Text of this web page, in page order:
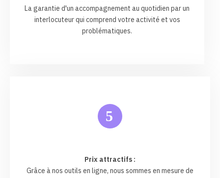
La garantie d'un accompagnement au quotidien par un
interlocuteur qui comprend votre activité et vos
problématiques.
5
Prix attractifs :
Grâce à nos outils en ligne, nous sommes en mesure de